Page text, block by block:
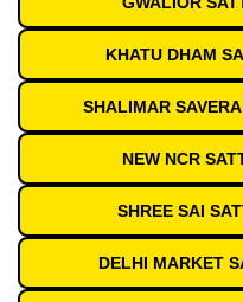
KHATU DHAM
SHALIMAR
NEW NCR
SHREE SAI
DELHI MARKET